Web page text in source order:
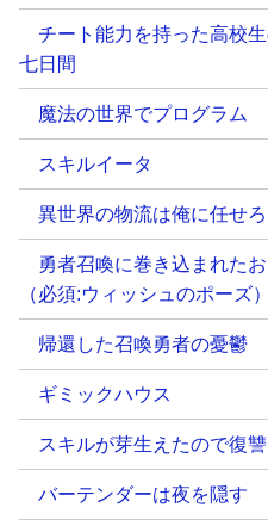
チート能力を持った高校
七日間
魔法の世界でプログラム
スキルイータ
異世界の物流は俺に任せろ
勇者召喚に巻き込まれた
（必須:ウィッシュのポーズ
帰還した召喚勇者の憂鬱
ギミックハウス
スキルが芽生えたので復
バーテンダーは夜を隠す